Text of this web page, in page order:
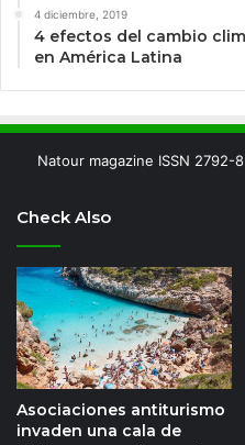
4 diciembre, 2019
4 efectos del cambio
en América Latina
Natour magazine ISSN
Check Also
Asociaciones antiturismo
invaden una cala de